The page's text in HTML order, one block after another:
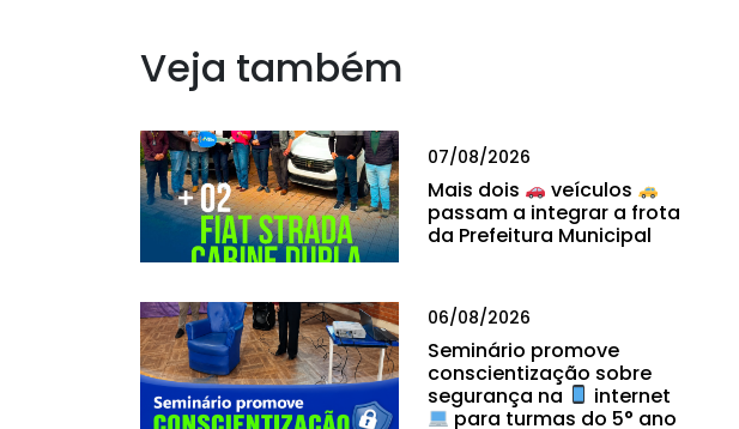
Veja também
07/08/2026
Mais dois
veículos
passam a integrar a frota
da Prefeitura Municipal
06/08/2026
Seminário promove
conscientização sobre
segurança na
internet
para turmas do 5° ano